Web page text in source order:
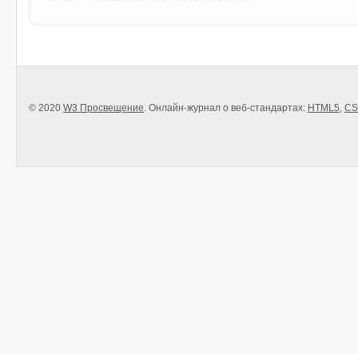
© 2020 W3 Просвещение. Онлайн-журнал о веб-стандартах: HTML5,